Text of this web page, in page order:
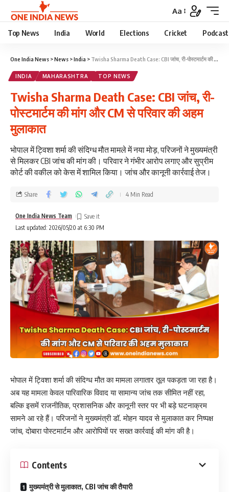
Aa
Top News India World Elections Cricket Podcast
One India News >News >India > Twisha Sharma Death Case: CBI जांच, री-पोस्टमार्टम की मांग और CM से परिवार की अहम मुलाकात
INDIA MAHARASHTRA TOP NEWS
Twisha Sharma Death Case: CBI जांच, री-
पोस्टमार्टम की मांग और CM से परिवार की अहम
मुलाकात
भोपाल में ट्विशा शर्मा की संदिग्ध मौत मामले में नया मोड़, परिजनों ने मुख्यमंत्री
से मिलकर CBI जांच की मांग की। परिवार ने गंभीर आरोप लगाए और सुप्रीम
कोर्ट की वकील को केस में शामिल किया। जांच और कानूनी कार्रवाई तेज।
Last updated: 2026/05/20 at 6:30 PM
One India News Team
Share 4 Min Read
भोपाल में ट्विशा शर्मा की संदिग्ध मौत का मामला लगातार तूल पकड़ता जा रहा है।
अब यह मामला केवल पारिवारिक विवाद या सामान्य जांच तक सीमित नहीं रहा,
बल्कि इसमें राजनीतिक, प्रशासनिक और कानूनी स्तर पर भी बड़े घटनाक्रम
सामने आ रहे हैं। परिजनों ने मुख्यमंत्री डॉ. मोहन यादव से मुलाकात कर निष्पक्ष
जांच, दोबारा पोस्टमार्टम और आरोपियों पर सख्त कार्रवाई की मांग की है।
Contents
मुख्यमंत्री से मुलाकात, CBI जांच की तैयारी